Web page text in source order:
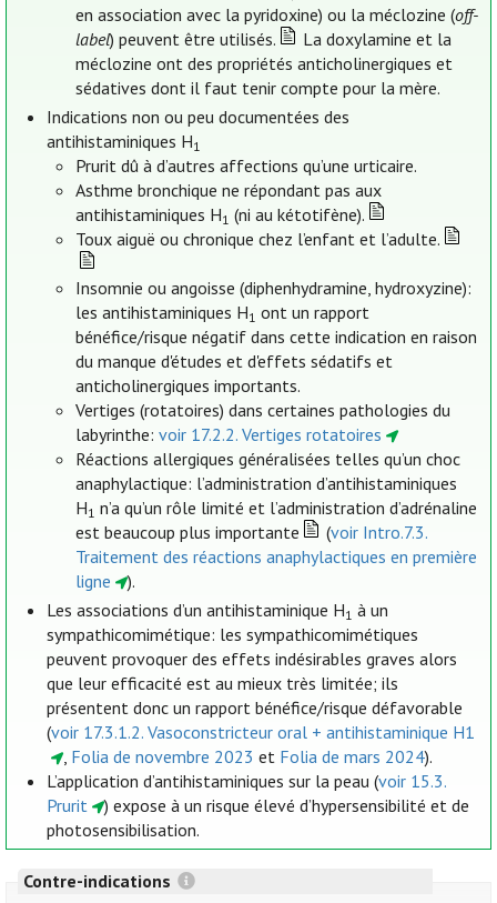
en association avec la pyridoxine) ou la méclozine (off-
label) peuvent être utilisés.
La doxylamine et la
méclozine ont des propriétés anticholinergiques et
sédatives dont il faut tenir compte pour la mère.
Indications non ou peu documentées des
antihistaminiques H1
Prurit dû à d’autres affections qu’une urticaire.
Asthme bronchique ne répondant pas aux
antihistaminiques H1 (ni au kétotifène).
Toux aiguë ou chronique chez l’enfant et l’adulte.
Insomnie ou angoisse (diphenhydramine, hydroxyzine):
les antihistaminiques H1 ont un rapport
bénéfice/risque négatif dans cette indication en raison
du manque d'études et d'effets sédatifs et
anticholinergiques importants.
Vertiges (rotatoires) dans certaines pathologies du
labyrinthe:voir 17.2.2. Vertiges rotatoires
Réactions allergiques généralisées telles qu’un choc
anaphylactique: l’administration d’antihistaminiques
H1 n’a qu’un rôle limité et l’administration d’adrénaline
est beaucoup plus importante
(voir Intro.7.3.
Traitement des réactions anaphylactiques en première
ligne
).
Les associations d’un antihistaminique H1 à un
sympathicomimétique: les sympathicomimétiques
peuvent provoquer des effets indésirables graves alors
que leur efficacité est au mieux très limitée; ils
présentent donc un rapport bénéfice/risque défavorable
(voir 17.3.1.2. Vasoconstricteur oral + antihistaminique H1
, Folia de novembre 2023 et Folia de mars 2024).
L’application d’antihistaminiques sur la peau (voir 15.3.
Prurit
) expose à un risque élevé d’hypersensibilité et de
photosensibilisation.
Contre-indications